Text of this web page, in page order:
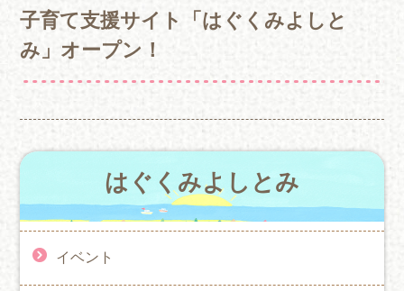
子育て支援サイト「はぐくみよしと
み」オープン！
はぐくみよしとみ
イベント